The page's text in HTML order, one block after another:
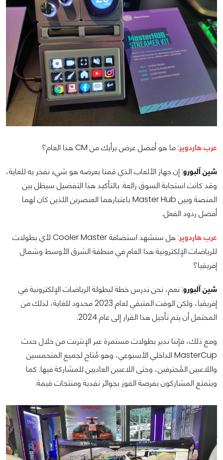
عرب هاردوير: ما هو أفضل عرض برأيك من CM هذا العام؟
شين آلبورو: إن جهاز الألعاب الذي قمنا بعرضه هو شيء نفخر به للغاية،
وقد كانت استجابة السوق رائعة. بالتأكيد هذا التفضيل سيظل بين
المنصة وبين Master Hub باعتبارهما العنصرين اللذين كان لهما
أفضل ردود الفعل.
عرب هاردوير
: هل سنشهد استضافة Cooler Master لأي بطولات
للرياضات الإلكترونية هذا العام في منطقة الشرق الأوسط وشمال
إفريقيا؟
شين آلبورو: نعم، نحن ندرس خطة لبطولة الرياضات الإلكترونية في
إفريقيا، ولكن الوقت المتبقي لعام 2023 محدود للغاية، لذلك من
المحتمل أن يتم تأجيل هذا القرار إلى عام 2024.
ومع ذلك، فإننا ندير بطولات مستمرة عبر الإنترنت من خلال حدث
MasterCup الداخلي الأسبوعي، وهو مُتاح لجميع المتحمسين
واللاعبين المُحترفين، وحتى اللاعبين العاديين للمشاركة فيها. كما
ويتمتع المشاركون بفرصة الفوز بجوائز نقدية ومنتجات قيمة.